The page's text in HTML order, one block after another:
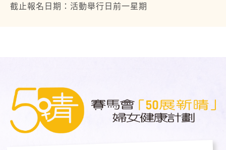
截止報名日期：活動舉行日前一星期